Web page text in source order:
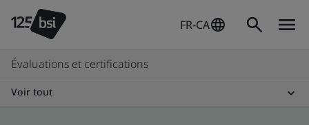
FR-CA
Évaluations et certifications
Voir tout